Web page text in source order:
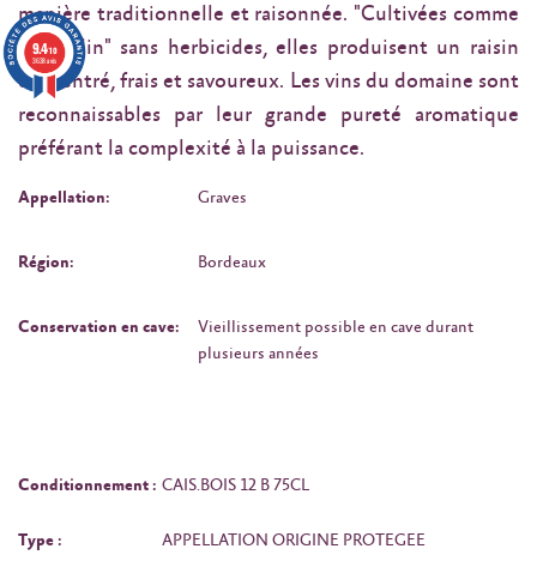
manière traditionnelle et raisonnée. "Cultivées comme
un jardin" sans herbicides, elles produisent un raisin
concentré, frais et savoureux. Les vins du domaine sont
reconnaissables par leur grande pureté aromatique
préférant la complexité à la puissance.
Appellation: Graves
Région: Bordeaux
Conservation en cave:
Vieillissement possible en cave durant
plusieurs années
Conditionnement : CAIS.BOIS 12 B 75CL
Type : APPELLATION ORIGINE PROTEGEE
9.4/10
3638 avis